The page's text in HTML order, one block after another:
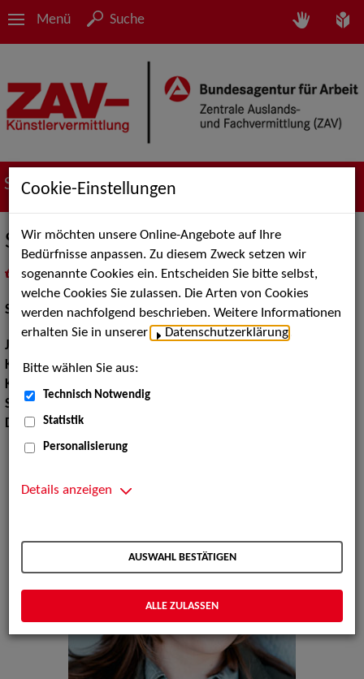
Menü Suche
Suche nach Künstler*innen
Silvie Bonertz
als PDF speichern
inMeine Merklistelegen
Schauspiel:Film und TV, Bühne
Jahrgang:
Körpergröße:158 cm
Konfektionsgröße:
Sprachen:
Englisch, Französisch
Dialekte:Rheinisch, Saarländisch
Cookie-Einstellungen
Wir möchten unsere Online-Angebote auf Ihre
Bedürfnisse anpassen. Zu diesem Zweck setzen wir
sogenannte Cookies ein. Entscheiden Sie bitte selbst,
welche Cookies Sie zulassen. Die Arten von Cookies
werden nachfolgend beschrieben. Weitere Informationen
erhalten Sie in unserer
Datenschutzerklärung
Bitte wählen Sie aus:
Technisch Notwendig
Statistik
Personalisierung
Details anzeigen
AUSWAHL BESTÄTIGEN
ALLE ZULASSEN